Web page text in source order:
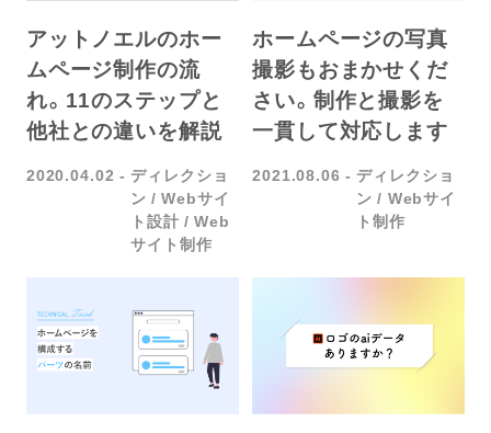
アットノエルのホー
ムページ制作の流
れ。11のステップと
他社との違いを解説
2020.04.02
ディレクショ
ン
Webサイ
ト設計
Web
サイト制作
ホームページの写真
撮影もおまかせくだ
さい。制作と撮影を
一貫して対応します
2021.08.06
ディレクショ
ン
Webサイ
ト制作